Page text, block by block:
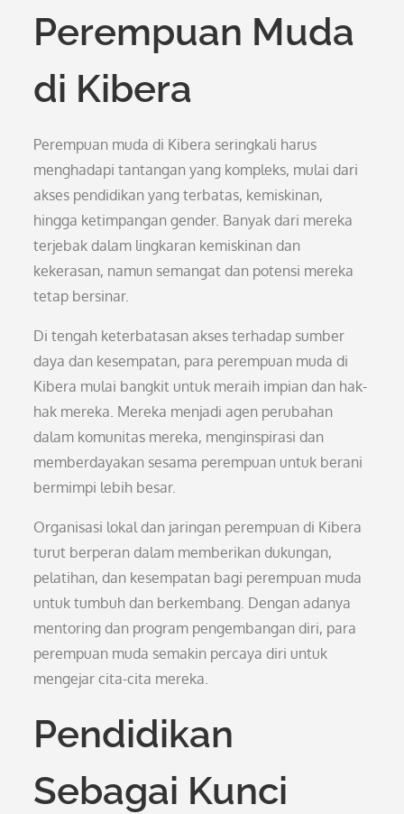
Perempuan Muda
di Kibera
Perempuan muda di Kibera seringkali harus
menghadapi tantangan yang kompleks, mulai dari
akses pendidikan yang terbatas, kemiskinan,
hingga ketimpangan gender. Banyak dari mereka
terjebak dalam lingkaran kemiskinan dan
kekerasan, namun semangat dan potensi mereka
tetap bersinar.
Di tengah keterbatasan akses terhadap sumber
daya dan kesempatan, para perempuan muda di
Kibera mulai bangkit untuk meraih impian dan hak-
hak mereka. Mereka menjadi agen perubahan
dalam komunitas mereka, menginspirasi dan
memberdayakan sesama perempuan untuk berani
bermimpi lebih besar.
Organisasi lokal dan jaringan perempuan di Kibera
turut berperan dalam memberikan dukungan,
pelatihan, dan kesempatan bagi perempuan muda
untuk tumbuh dan berkembang. Dengan adanya
mentoring dan program pengembangan diri, para
perempuan muda semakin percaya diri untuk
mengejar cita-cita mereka.
Pendidikan
Sebagai Kunci